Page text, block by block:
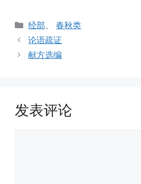
分
类
经部、春秋类
论语疏证
献方选编
发表评论